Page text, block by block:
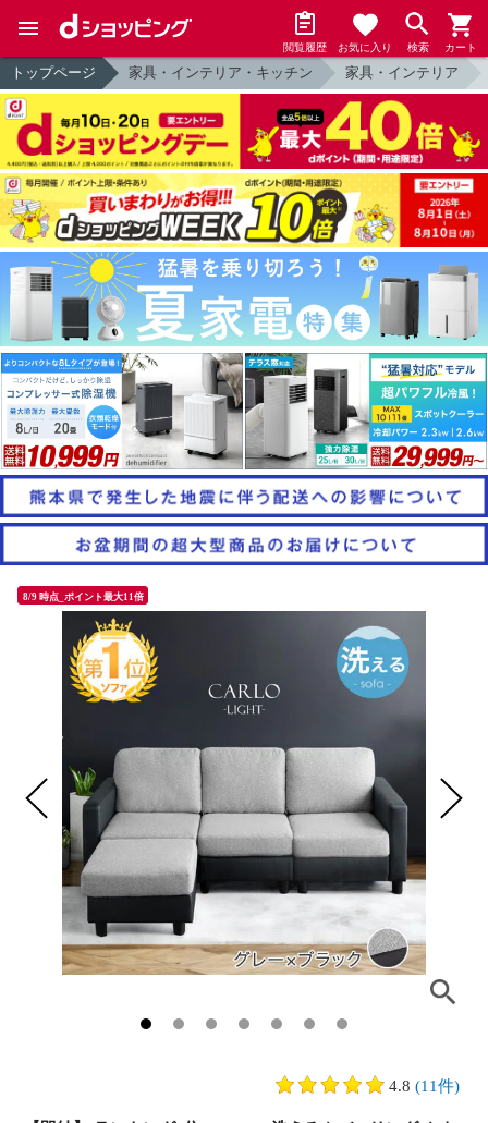
閲覧履歴 お気に入り 検索 カート
トップページ 家具・インテリア・キッチン 家具・インテリア
8/9 時点_ポイント最大11倍
4.8 (11件)